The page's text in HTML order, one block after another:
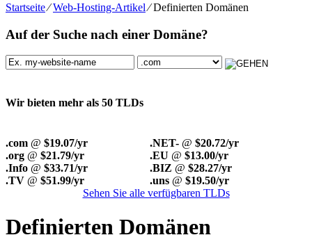
Startseite⁄Web-Hosting-Artikel⁄Definierten Domänen
Auf der Suche nach einer Domäne?
Wir bieten mehr als 50 TLDs
.com @ $19.07/yr .NET- @ $20.72/yr
.org @ $21.79/yr .EU @ $13.00/yr
.Info @ $33.71/yr .BIZ @ $28.27/yr
.TV @ $51.99/yr .uns @ $19.50/yr
Sehen Sie alle verfügbaren TLDs
Definierten Domänen